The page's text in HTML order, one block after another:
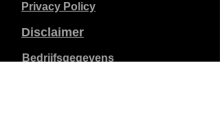
Privacy Policy
Disclaimer
Bedrijfsgegevens